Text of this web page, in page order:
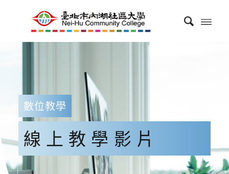
數位教學
線上教學影片